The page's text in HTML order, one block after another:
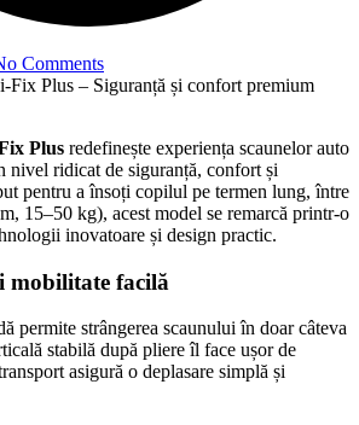
Comments
Plus redefinește experiența scaunelor auto
nivel ridicat de siguranță, confort și
pentru a însoți copilul pe termen lung, între
15–50 kg), acest model se remarcă printr-o
inovatoare și design practic.
mobilitate facilă
permite strângerea scaunului în doar câteva
stabilă după pliere îl face ușor de
asigură o deplasare simplă și